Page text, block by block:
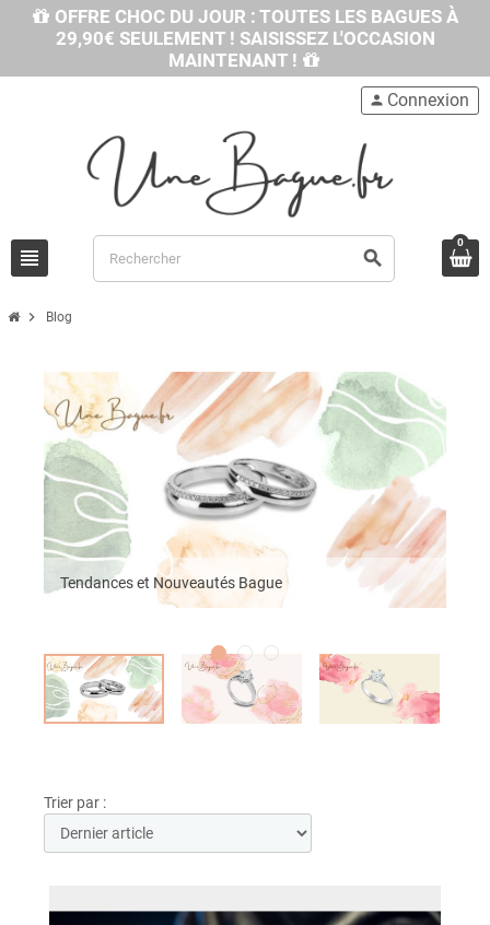
OFFRE CHOC DU JOUR : TOUTES LES BAGUES À
29,90€ SEULEMENT ! SAISISSEZ L'OCCASION
MAINTENANT !
view_headline search
person Connexion
0
chevron_right Blog
Tendances et Nouveautés Bague
Trier par :